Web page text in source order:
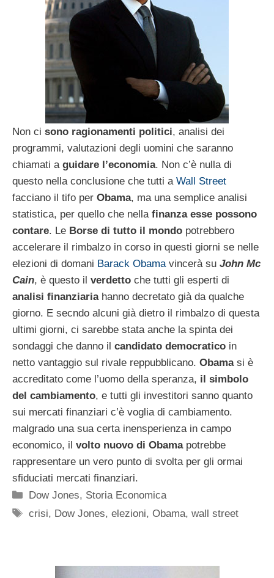
Non ci sono ragionamenti politici, analisi dei
programmi, valutazioni degli uomini che saranno
chiamati aguidare l’economia. Non c’è nulla di
questo nella conclusione che tutti a Wall Street
facciano il tifo per Obama, ma una semplice analisi
statistica, per quello che nella finanza esse possono
contare. Le Borse di tutto il mondo potrebbero
accelerare il rimbalzo in corso in questi giorni se nelle
elezioni di domani Barack Obamavincerà su John Mc
Cain, è questo il verdetto che tutti gli esperti di
analisi finanziariahanno decretato già da qualche
giorno. E secndo alcuni già dietro il rimbalzo di questa
ultimi giorni, ci sarebbe stata anche la spinta dei
sondaggi che danno il candidato democratico in
netto vantaggio sul rivale reppubblicano. Obama si è
accreditato come l’uomo della speranza, il simbolo
del cambiamento, e tutti gli investitori sanno quanto
sui mercati finanziari c’è voglia di cambiamento.
malgrado una sua certa inensperienza in campo
economico, il volto nuovo di Obama potrebbe
rappresentare un vero punto di svolta per gli ormai
sfiduciati mercati finanziari.
Categorie
Dow Jones, Storia Economica
Tag
crisi, Dow Jones,elezioni,Obama,wall street